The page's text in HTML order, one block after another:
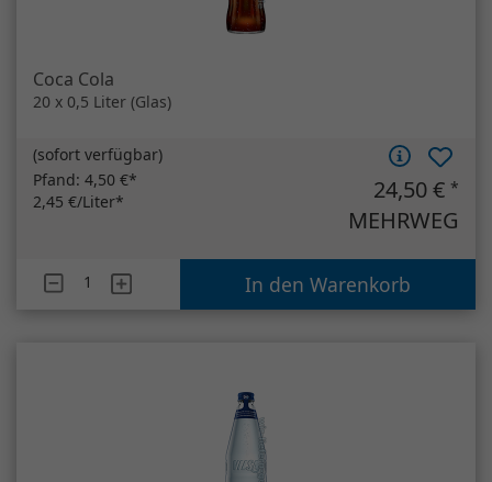
Coca Cola
20 x 0,5 Liter (Glas)
(sofort verfügbar)
Pfand: 4,50 €*
2,45 €/Liter*
24,50 € *
MEHRWEG
Artikelanzahl Coca ColaIn den Warenkorb